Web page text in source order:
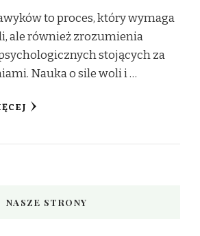
to proces, który wymaga
ale również zrozumienia
stojących za
Nauka o sile woli i …
NASZE STRONY